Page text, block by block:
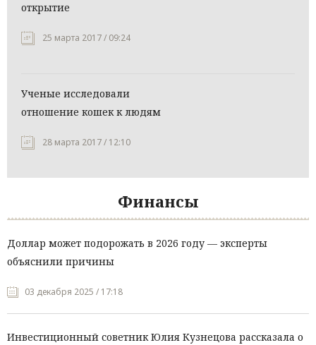
открытие
25 марта 2017 / 09:24
Ученые исследовали
отношение кошек к людям
28 марта 2017 / 12:10
Финансы
Доллар может подорожать в 2026 году — эксперты
объяснили причины
03 декабря 2025 / 17:18
Инвестиционный советник Юлия Кузнецова рассказала о